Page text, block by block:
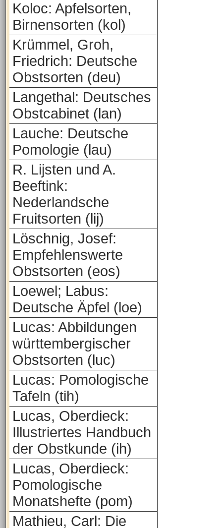
Koloc: Apfelsorten,
Birnensorten (kol)
Krümmel, Groh,
Friedrich: Deutsche
Obstsorten (deu)
Langethal: Deutsches
Obstcabinet (lan)
Lauche: Deutsche
Pomologie (lau)
R. Lijsten und A.
Beeftink:
Nederlandsche
Fruitsorten (lij)
Löschnig, Josef:
Empfehlenswerte
Obstsorten (eos)
Loewel; Labus:
Deutsche Äpfel (loe)
Lucas: Abbildungen
württembergischer
Obstsorten (luc)
Lucas: Pomologische
Tafeln (tih)
Lucas, Oberdieck:
Illustriertes Handbuch
der Obstkunde (ih)
Lucas, Oberdieck:
Pomologische
Monatshefte (pom)
Mathieu, Carl: Die